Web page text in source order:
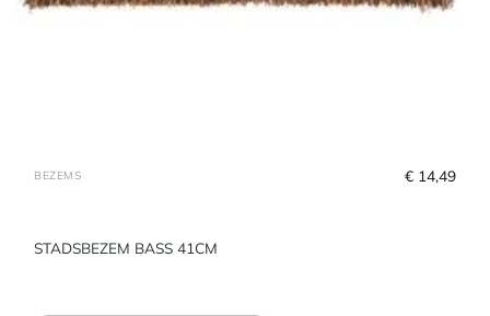
BEZEMS
STADSBEZEM BASS 41CM
€ 14,49